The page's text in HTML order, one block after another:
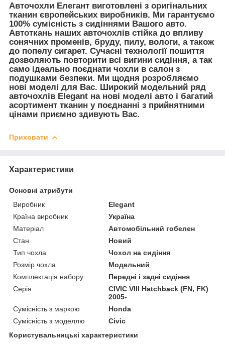
Авточохли Елегант виготовлені з оригінальних
тканин європейських виробників. Ми гарантуємо
100% сумісність з сидіннями Вашого авто.
Автоткань наших авточохлів стійка до впливу
сонячних променів, бруду, пилу, вологи, а також
до попелу сигарет. Сучасні технології пошиття
дозволяють повторити всі вигини сидіння, а так
само ідеально поєднати чохли в салон з
подушками безпеки. Ми щодня розробляємо
нові моделі для Вас. Широкий модельний ряд
авточохлів Elegant на нові моделі авто і багатий
асортимент тканин у поєднанні з прийнятними
цінами приємно здивують Вас.
Приховати
Характеристики
Основні атрибути
Виробник
Elegant
Країна виробник
Україна
Матеріал
Автомобільний гобелен
Стан
Новий
Тип чохла
Чохол на сидіння
Розмір чохла
Модельний
Комплектація набору
Передні і задні сидіння
Серія
CIVIC VIII Hatchback (FN, FK)
2005-
Сумісність з маркою
Honda
Сумісність з моделлю
Civic
Користувальницькі характеристики